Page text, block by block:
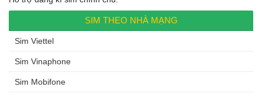
SIM THEO NHÀ MẠNG
Sim Viettel
Sim Vinaphone
Sim Mobifone